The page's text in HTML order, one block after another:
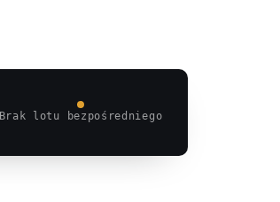
Brak lotu bezpośredniego